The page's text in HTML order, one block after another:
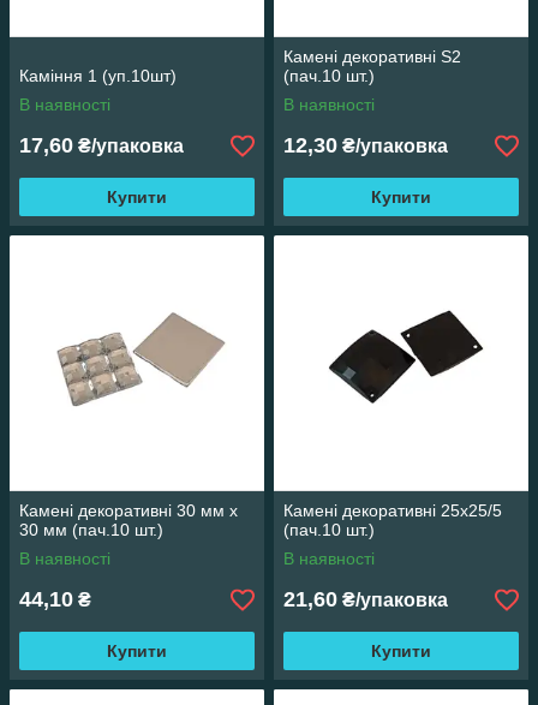
Каміння 1 (уп.10шт)
В наявності
17,60 ₴/упаковка
Купити
Камені декоративні S2
(пач.10 шт.)
В наявності
12,30 ₴/упаковка
Купити
Камені декоративні 30 мм х
30 мм (пач.10 шт.)
В наявності
44,10 ₴
Купити
Камені декоративні 25х25/5
(пач.10 шт.)
В наявності
21,60 ₴/упаковка
Купити